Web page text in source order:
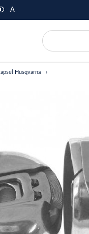
Husqvarna